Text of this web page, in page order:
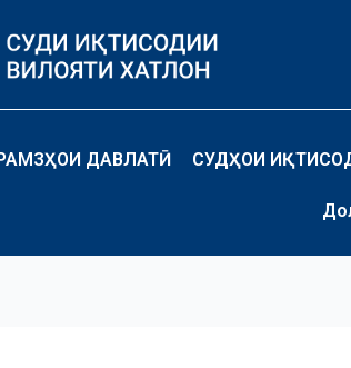
ДАВЛАТӢ СУДҲОИ